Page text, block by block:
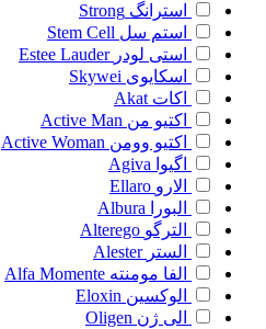
استرانگ Strong
استم سل Stem Cell
استی لودر Estee Lauder
اسکایوی Skywei
اکات Akat
اکتیو من Active Man
اکتیو وومن Active Woman
اگیوا Agiva
الارو Ellaro
البورا
Albura
الترگو Alterego
الستر Alester
الفا مومنته Alfa Momente
الوکسین Eloxin
الی ژن Oligen